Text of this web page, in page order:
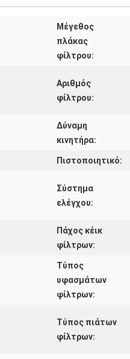
Μέγεθος
πλάκας
φίλτρου:
Αριθμός
φίλτρου:
Δύναμη
κινητήρα:
Πιστοποιητικό:
Σύστημα
ελέγχου:
Πάχος κέικ
φίλτρων:
Τύπος
υφασμάτων
φίλτρων:
Τύπος πιάτων
φίλτρων: